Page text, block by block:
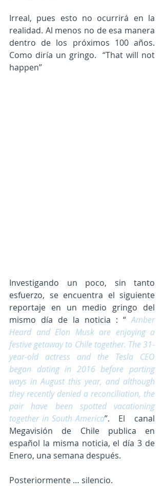
Irreal, pues esto no ocurrirá en la
realidad. Al menos no de esa manera
dentro de los próximos 100 años.
Como diría un gringo.  “That will not
happen”
Investigando un poco, sin tanto
esfuerzo, se encuentra el siguiente
reportaje en un medio gringo del
mismo día de la noticia : “ Amber
Heard and Elon Musk are enjoying a
festive getaway to Chile together. The 31-
year-old actress and the Tesla CEO
began dating in 2016 before parting
ways in August this year, and although
pair have been spotted vacationing
together in South America”.   El   canal
Megavisión de Chile publica en
español la misma noticia, el día 3 de
Enero, una semana después.
Posteriormente … silencio.